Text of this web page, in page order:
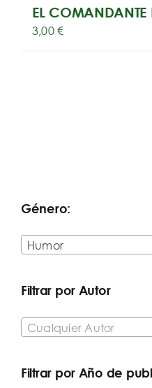
EL COMANDANTE
3,00€
Género:
Humor
Filtrar por Autor
Cualquier Autor
Filtrar por Año de